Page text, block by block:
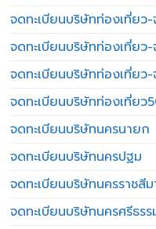
จดทะเบียนบริษัทท่องเที่ยว
จดทะเบียนบริษัทท่องเที่ยว
จดทะเบียนบริษัทท่องเที่ยว
จดทะเบียนบริษัทท่องเที่ยว
จดทะเบียนบริษัทนครนายก
จดทะเบียนบริษัทนครปฐม
จดทะเบียนบริษัทนครราชสีม
จดทะเบียนบริษัทนครศรีธรร